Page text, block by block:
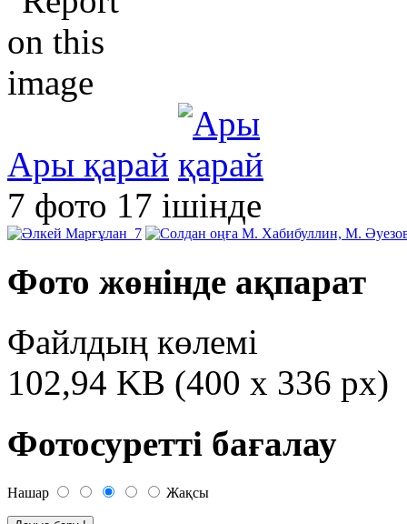
Ары қарай
7 фото 17 ішінде
Фото жөнінде ақпарат
Файлдың көлемі
102,94 KB (400 x 336 px)
Фотосуретті бағалау
Нашар Жақсы